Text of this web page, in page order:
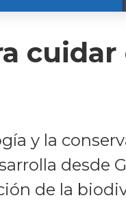
cuidar
y la
desde
de la